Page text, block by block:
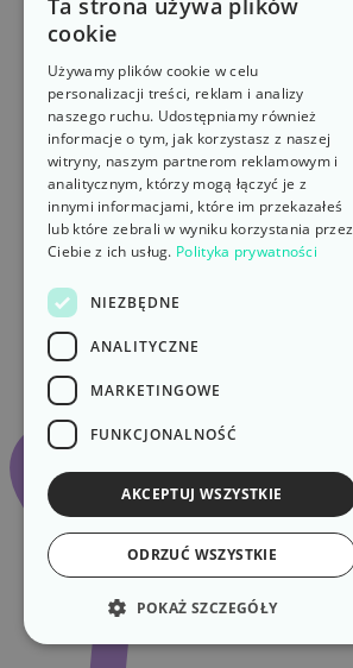
Ta strona używa plików
cookie
Używamy plików cookie w celu
personalizacji treści, reklam i analizy
naszego ruchu. Udostępniamy również
informacje o tym, jak korzystasz z naszej
witryny, naszym partnerom reklamowym i
analitycznym, którzy mogą łączyć je z
innymi informacjami, które im przekazałeś
lub które zebrali w wyniku korzystania przez
Ciebie z ich usług. Polityka prywatności
NIEZBĘDNE
ANALITYCZNE
MARKETINGOWE
FUNKCJONALNOŚĆ
AKCEPTUJ WSZYSTKIE
ODRZUĆ WSZYSTKIE
POKAŻ SZCZEGÓŁY